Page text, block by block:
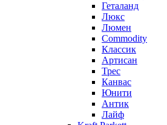
Геталанд
Люкс
Люмен
Commodity
Классик
Артисан
Трес
Канвас
Юнити
Антик
Лайф